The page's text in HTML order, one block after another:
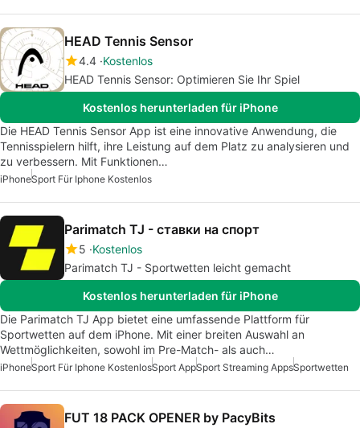
HEAD Tennis Sensor
4.4 Kostenlos
HEAD Tennis Sensor: Optimieren Sie Ihr Spiel
Kostenlos herunterladen für iPhone
Die HEAD Tennis Sensor App ist eine innovative Anwendung, die
Tennisspielern hilft, ihre Leistung auf dem Platz zu analysieren und
zu verbessern. Mit Funktionen…
iPhoneSport Für Iphone Kostenlos
Parimatch TJ - ставки на спорт
5 Kostenlos
Parimatch TJ - Sportwetten leicht gemacht
Kostenlos herunterladen für iPhone
Die Parimatch TJ App bietet eine umfassende Plattform für
Sportwetten auf dem iPhone. Mit einer breiten Auswahl an
Wettmöglichkeiten, sowohl im Pre-Match- als auch…
iPhoneSport Für Iphone KostenlosSport AppSport Streaming AppsSportwetten
FUT 18 PACK OPENER by PacyBits